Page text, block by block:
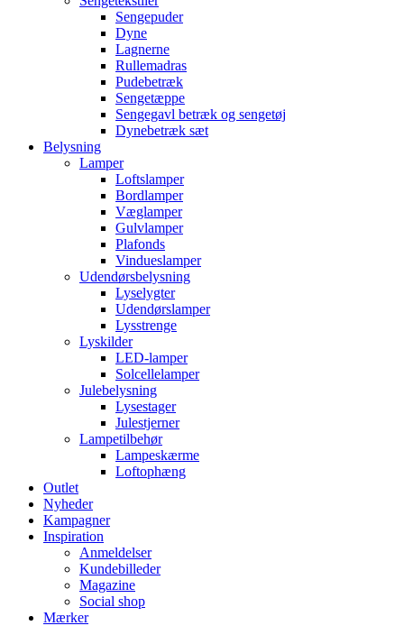
Sengepuder
Dyne
Lagnerne
Rullemadras
Pudebetræk
Sengetæppe
Sengegavl betræk og sengetøj
Dynebetræk sæt
Belysning
Lamper
Loftslamper
Bordlamper
Væglamper
Gulvlamper
Plafonds
Vindueslamper
Udendørsbelysning
Lyselygter
Udendørslamper
Lysstrenge
Lyskilder
LED-lamper
Solcellelamper
Julebelysning
Lysestager
Julestjerner
Lampetilbehør
Lampeskærme
Loftophæng
Outlet
Nyheder
Kampagner
Inspiration
Anmeldelser
Kundebilleder
Magazine
Social shop
Mærker